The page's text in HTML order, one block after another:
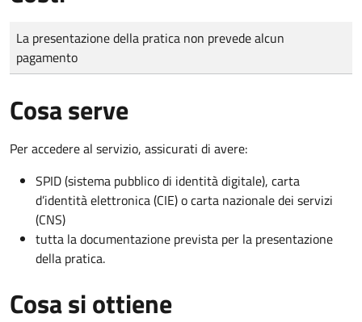
Tipo di pagamento
Importo
La presentazione della pratica non prevede alcun
pagamento
Cosa serve
Per accedere al servizio, assicurati di avere:
SPID (sistema pubblico di identità digitale), carta
d’identità elettronica (CIE) o carta nazionale dei servizi
(CNS)
tutta la documentazione prevista per la presentazione
della pratica.
Cosa si ottiene